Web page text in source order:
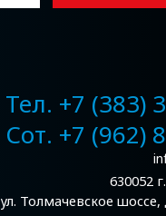
Тел. +7 (383)
Сот. +7 (962)
630052
ул. Толмачевское шоссе,